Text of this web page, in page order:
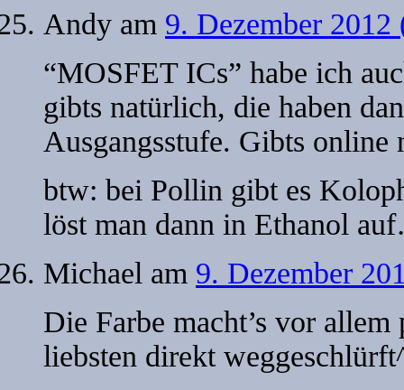
Andy am 9. Dezember
“MOSFET ICs” habe ich
gibts natürlich, die haben
Ausgangsstufe. Gibts online
btw: bei Pollin gibt es
löst man dann in Ethanol
Michael am 9. Dezember
Die Farbe macht’s vor
liebsten direkt